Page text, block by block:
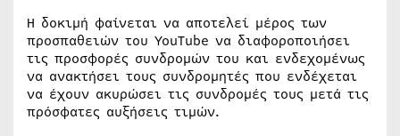
Η δοκιμή φαίνεται να αποτελεί μέρος των
προσπαθειών του YouTube να διαφοροποιήσει
τις προσφορές συνδρομών του και ενδεχομένως
να ανακτήσει τους συνδρομητές που ενδέχεται
να έχουν ακυρώσει τις συνδρομές τους μετά τις
πρόσφατες αυξήσεις τιμών.